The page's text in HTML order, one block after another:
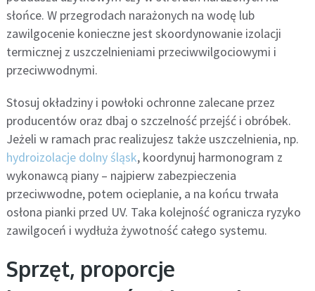
słońce. W przegrodach narażonych na wodę lub
zawilgocenie konieczne jest skoordynowanie izolacji
termicznej z uszczelnieniami przeciwwilgociowymi i
przeciwwodnymi.
Stosuj okładziny i powłoki ochronne zalecane przez
producentów oraz dbaj o szczelność przejść i obróbek.
Jeżeli w ramach prac realizujesz także uszczelnienia, np.
hydroizolacje dolny śląsk, koordynuj harmonogram z
wykonawcą piany – najpierw zabezpieczenia
przeciwwodne, potem ocieplanie, a na końcu trwała
osłona pianki przed UV. Taka kolejność ogranicza ryzyko
zawilgoceń i wydłuża żywotność całego systemu.
Sprzęt, proporcje